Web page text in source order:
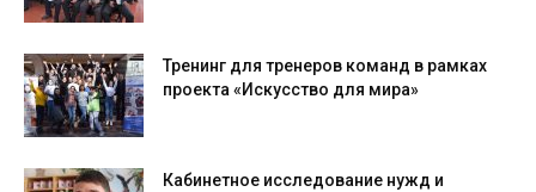
Тренинг для тренеров команд в рамках
проекта «Искусство для мира»
Кабинетное исследование нужд и